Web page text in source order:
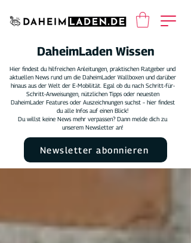
DaheimLaden Wissen
Hier findest du hilfreichen Anleitungen, praktischen Ratgeber und
aktuellen News rund um die DaheimLader Wallboxen und darüber
hinaus aus der Welt der E-Mobilität. Egal ob du nach Schritt-für-
Schritt-Anweisungen, nützlichen Tipps oder neuesten
DaheimLader Features oder Auszeichnungen suchst – hier findest
du alle Infos auf einen Blick!
Du willst keine News mehr verpassen? Dann melde dich zu
unserem Newsletter an!
Newsletter abonnieren